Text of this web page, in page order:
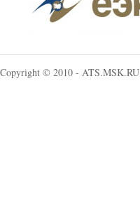
Copyright © 2010 - ATS.MSK.RU